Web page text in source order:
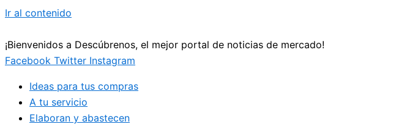
Ir al contenido
¡Bienvenidos a Descúbrenos, el mejor portal de noticias de mercado!
Facebook Twitter Instagram
Ideas para tus compras
A tu servicio
Elaboran y abastecen